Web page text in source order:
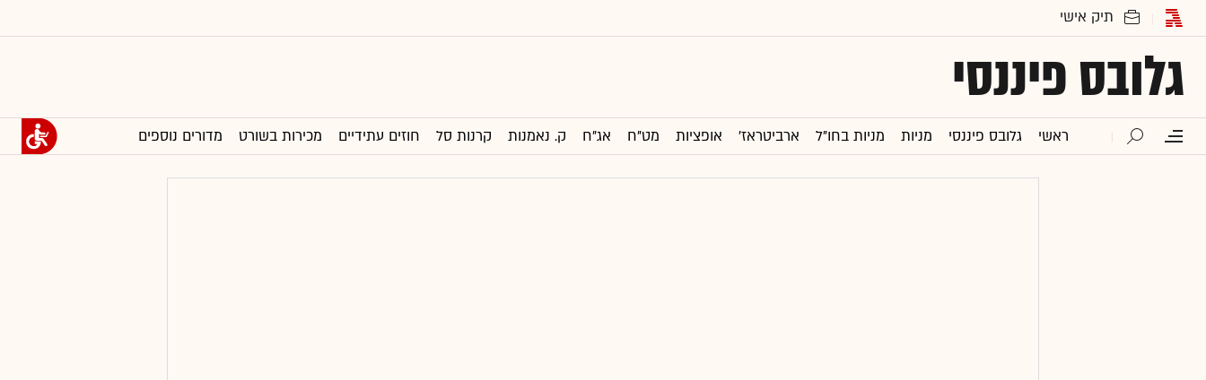
גלובס פיננסי
ראשי גלובס פיננסי מניות מניות בחו"ל ארביטראז' אופציות מט"ח אג"ח ק. נאמנות קרנות סל חוזים עתידיים מכירות בשורט מדורים נוספים